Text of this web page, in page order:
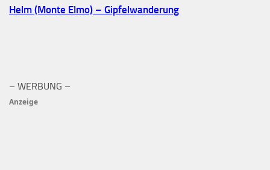
Helm (Monte Elmo) – Gipfelwanderung
– WERBUNG –
Anzeige